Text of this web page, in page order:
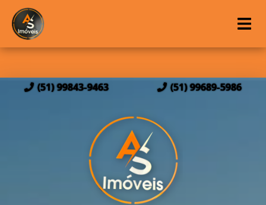
(51) 99843-9463 (51) 99689-5986